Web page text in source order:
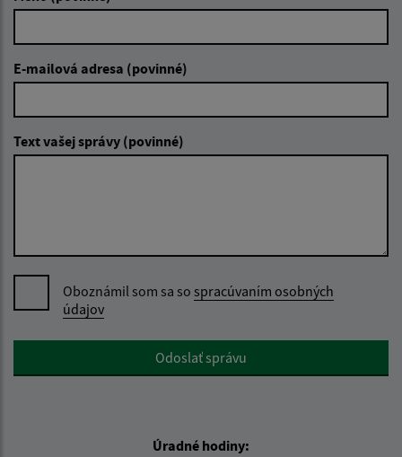
E-mailová adresa (povinné)
Text vašej správy (povinné)
Oboznámil som sa so spracúvaním osobných
údajov
Google reCaptcha ResponseOdoslať správu
Úradné hodiny: